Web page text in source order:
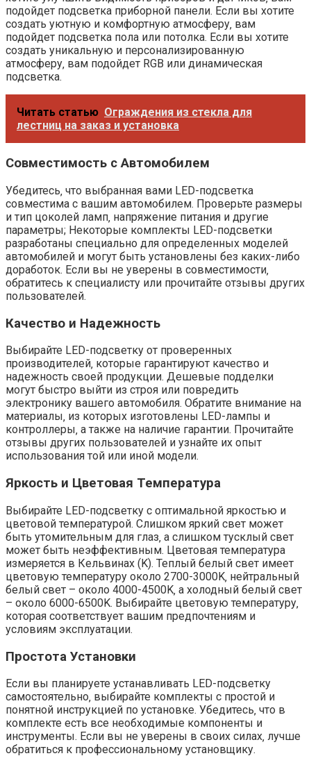
подойдет подсветка приборной панели. Если вы хотите
создать уютную и комфортную атмосферу‚ вам
подойдет подсветка пола или потолка. Если вы хотите
создать уникальную и персонализированную
атмосферу‚ вам подойдет RGB или динамическая
подсветка.
Читать статью Ограждения из стекла для
лестниц на заказ и установка
Совместимость с Автомобилем
Убедитесь‚ что выбранная вами LED-подсветка
совместима с вашим автомобилем. Проверьте размеры
и тип цоколей ламп‚ напряжение питания и другие
параметры; Некоторые комплекты LED-подсветки
разработаны специально для определенных моделей
автомобилей и могут быть установлены без каких-либо
доработок. Если вы не уверены в совместимости‚
обратитесь к специалисту или прочитайте отзывы других
пользователей.
Качество и Надежность
Выбирайте LED-подсветку от проверенных
производителей‚ которые гарантируют качество и
надежность своей продукции. Дешевые подделки
могут быстро выйти из строя или повредить
электронику вашего автомобиля. Обратите внимание на
материалы‚ из которых изготовлены LED-лампы и
контроллеры‚ а также на наличие гарантии. Прочитайте
отзывы других пользователей и узнайте их опыт
использования той или иной модели.
Яркость и Цветовая Температура
Выбирайте LED-подсветку с оптимальной яркостью и
цветовой температурой. Слишком яркий свет может
быть утомительным для глаз‚ а слишком тусклый свет
может быть неэффективным. Цветовая температура
измеряется в Кельвинах (K). Теплый белый свет имеет
цветовую температуру около 2700-3000K‚ нейтральный
белый свет – около 4000-4500K‚ а холодный белый свет
– около 6000-6500K. Выбирайте цветовую температуру‚
которая соответствует вашим предпочтениям и
условиям эксплуатации.
Простота Установки
Если вы планируете устанавливать LED-подсветку
самостоятельно‚ выбирайте комплекты с простой и
понятной инструкцией по установке. Убедитесь‚ что в
комплекте есть все необходимые компоненты и
инструменты. Если вы не уверены в своих силах‚ лучше
обратиться к профессиональному установщику.